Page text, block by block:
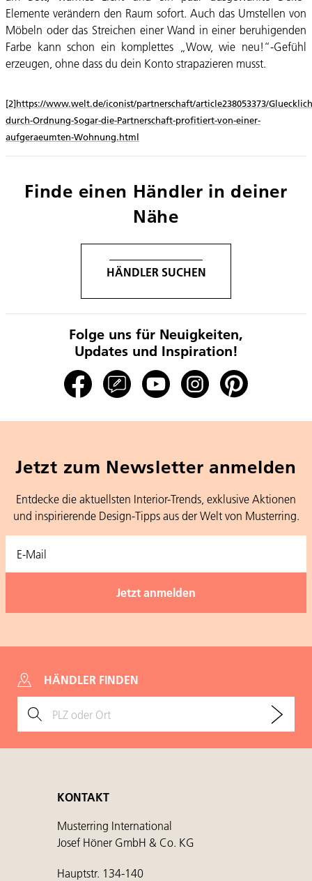
Elemente verändern den Raum sofort. Auch das Umstellen von
Möbeln oder das Streichen einer Wand in einer beruhigenden
Farbe kann schon ein komplettes „Wow, wie neu!“-Gefühl
erzeugen, ohne dass du dein Konto strapazieren musst.
[2]https://www.welt.de/iconist/partnerschaft/article238053373/
durch-Ordnung-Sogar-die-Partnerschaft-profitiert-von-einer-
aufgeraeumten-Wohnung.html
Finde einen Händler in deiner
Nähe
HÄNDLER SUCHEN
Folge uns für Neuigkeiten,
Updates und Inspiration!
Jetzt zum Newsletter anmelden
Entdecke die aktuellsten Interior-Trends, exklusive Aktionen
und inspirierende Design-Tipps aus der Welt von Musterring.
HÄNDLER FINDEN
KONTAKT
Musterring International
Josef Höner GmbH & Co. KG
Hauptstr. 134-140